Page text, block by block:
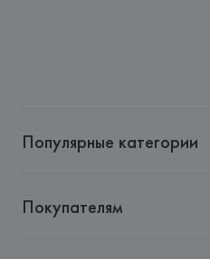
Страна происхождения товара:
Популярные категории
Покупателям